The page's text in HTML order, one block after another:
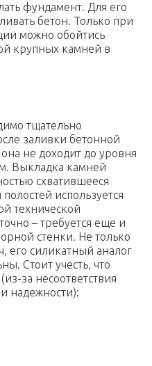
фундамент. Для его
бетон. Только при
можно обойтись
крупных камней в
тщательно
заливки бетонной
не доходит до уровня
Выкладка камней
схватившееся
используется
технической
– требуется еще и
стенки. Не только
его силикатный аналог
Стоит учесть, что
за несоответствия
надежности):